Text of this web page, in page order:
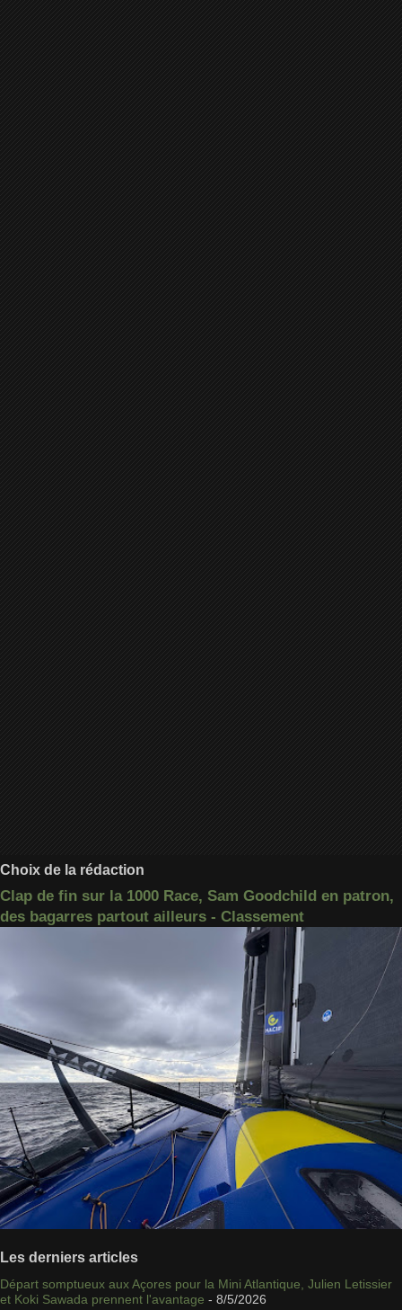
Choix de la rédaction
Clap de fin sur la 1000 Race, Sam Goodchild en patron,
des bagarres partout ailleurs - Classement
Les derniers articles
Départ somptueux aux Açores pour la Mini Atlantique, Julien Letissier
et Koki Sawada prennent l'avantage - 8/5/2026